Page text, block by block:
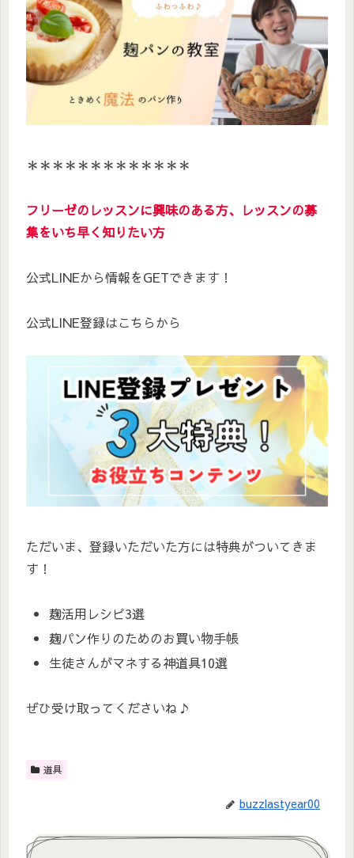
＊＊＊＊＊＊＊＊＊＊＊＊＊
フリーゼのレッスンに興味のある方、レッスンの募
集をいち早く知りたい方
公式LINEから情報をGETできます！
公式LINE登録はこちらから
ただいま、登録いただいた方には特典がついてきま
す！
麹活用レシピ3選
麹パン作りのためのお買い物手帳
生徒さんがマネする神道具10選
ぜひ受け取ってくださいね♪
道具
buzzlastyear00